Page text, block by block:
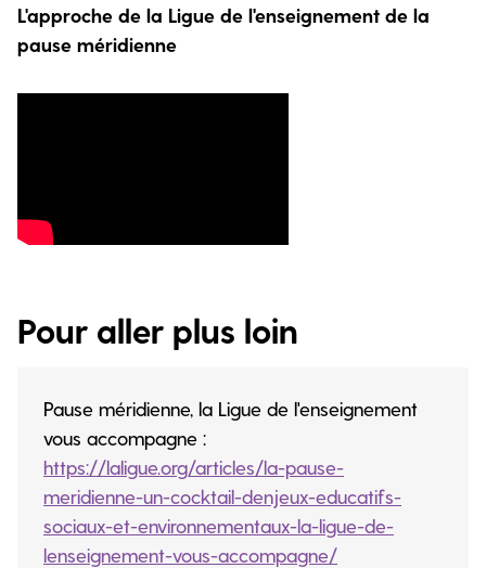
L'approche de la Ligue de l'enseignement de la
pause méridienne
Pour aller plus loin
Pause méridienne, la Ligue de l'enseignement
vous accompagne :
https://laligue.org/articles/la-pause-
meridienne-un-cocktail-denjeux-educatifs-
sociaux-et-environnementaux-la-ligue-de-
lenseignement-vous-accompagne/